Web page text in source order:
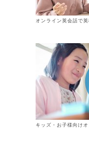
オンライン英会話で
キッズ・お子様向け